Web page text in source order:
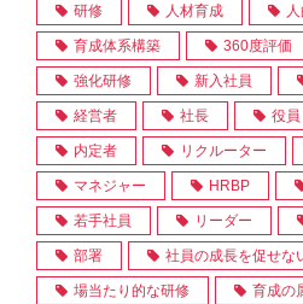
研修 人材育成
育成体系構築 360度評価
強化研修 新入社員
経営者 社長 役員
内定者 リクルーター
マネジャー HRBP
若手社員 リーダー
部署 社員の成長を促せな
場当たり的な研修 育成の